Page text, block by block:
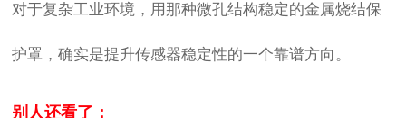
对于复杂工业环境，用那种微孔结构稳定的金属烧结保
护罩，确实是提升传感器稳定性的一个靠谱方向。
别人还看了：